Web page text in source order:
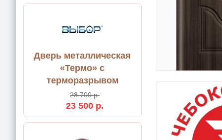
Дверь металлическая
«Термо» с
терморазрывом
28 700 р.
23 500 р.